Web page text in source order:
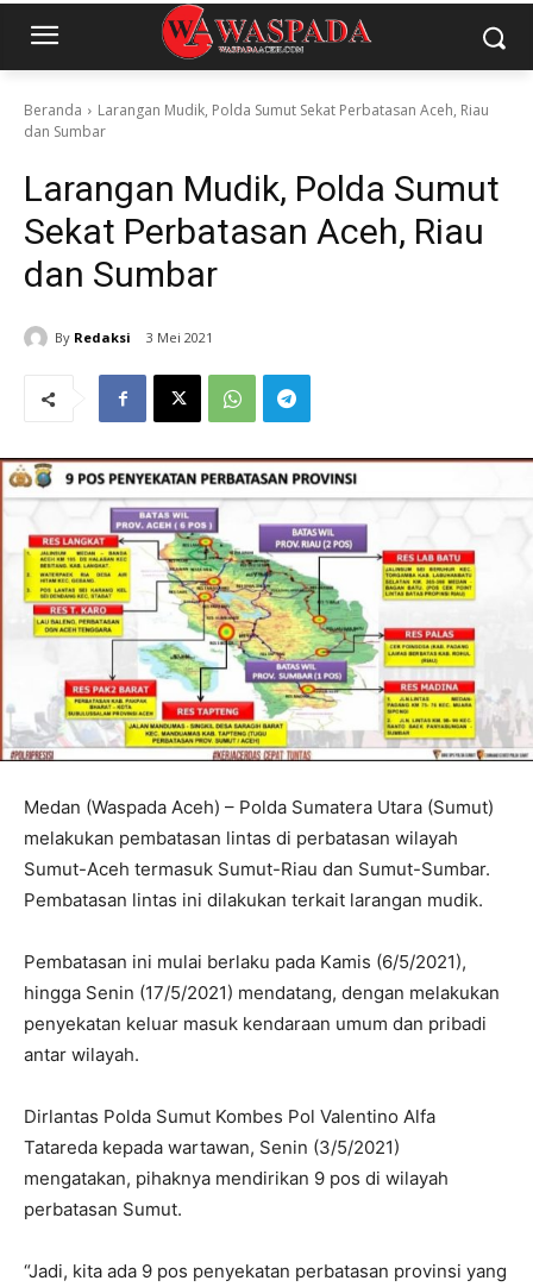
Beranda
Larangan Mudik, Polda Sumut Sekat Perbatasan Aceh, Riau
dan Sumbar
Larangan Mudik, Polda Sumut
Sekat Perbatasan Aceh, Riau
dan Sumbar
By Redaksi 3 Mei 2021
Medan (Waspada Aceh) – Polda Sumatera Utara (Sumut)
melakukan pembatasan lintas di perbatasan wilayah
Sumut-Aceh termasuk Sumut-Riau dan Sumut-Sumbar.
Pembatasan lintas ini dilakukan terkait larangan mudik.
Pembatasan ini mulai berlaku pada Kamis (6/5/2021),
hingga Senin (17/5/2021) mendatang, dengan melakukan
penyekatan keluar masuk kendaraan umum dan pribadi
antar wilayah.
Dirlantas Polda Sumut Kombes Pol Valentino Alfa
Tatareda kepada wartawan, Senin (3/5/2021)
mengatakan, pihaknya mendirikan 9 pos di wilayah
perbatasan Sumut.
“Jadi, kita ada 9 pos penyekatan perbatasan provinsi yang